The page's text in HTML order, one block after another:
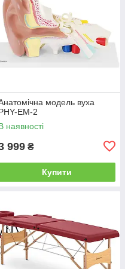
модель вуха
EM-2
наявності
999 ₴
Купити